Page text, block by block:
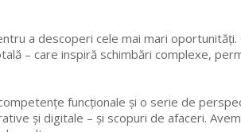
a descoperi cele mai mari oportunități.
– care inspiră schimbări complexe,
funcționale și o serie de
și digitale – și scopuri de afaceri.